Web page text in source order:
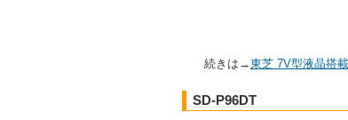
続きは→東芝 7V型液晶搭
SD-P96DT